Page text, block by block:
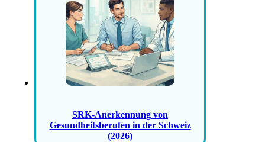
SRK-Anerkennung von
Gesundheitsberufen in der Schweiz
(2026)